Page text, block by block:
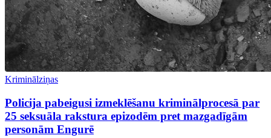
Kriminālziņas
Policija pabeigusi izmeklēšanu kriminālprocesā par
25 seksuāla rakstura epizodēm pret mazgadīgām
personām Engurē